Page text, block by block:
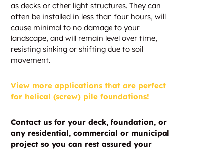
as decks or other light structures. They can
often be installed in less than four hours, will
cause minimal to no damage to your
landscape, and will remain level over time,
resisting sinking or shifting due to soil
movement.
View more applications that are perfect
for helical (screw) pile foundations!
Contact us for your deck, foundation, or
any residential, commercial or municipal
project so you can rest assured your